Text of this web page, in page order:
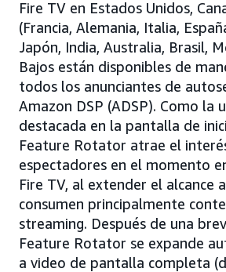
Fire TV en Estados Unidos,
(Francia, Alemania, Italia,
Japón, India, Australia, Brasil,
Bajos están disponibles de
todos los anunciantes de
Amazon DSP (ADSP). Como la
destacada en la pantalla de
Feature Rotator atrae el
espectadores en el momento
Fire TV, al extender el alcance
consumen principalmente
streaming. Después de una
Feature Rotator se expande
a video de pantalla completa